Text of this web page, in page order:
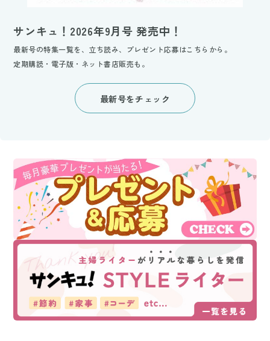
サンキュ！2026年9月号 発売中！
最新号の特集一覧を、立ち読み、プレゼント応募はこちらから。
定期購読・電子版・ネット書店販売も。
最新号をチェック